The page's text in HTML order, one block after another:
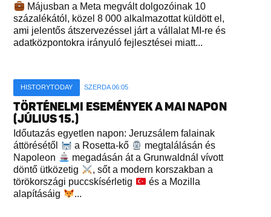
Májusban a Meta megvált dolgozóinak 10
százalékától, közel 8 000 alkalmazottat küldött el,
ami jelentős átszervezéssel járt a vállalat MI-re és
adatközpontokra irányuló fejlesztései miatt...
HISTORYTODAY SZERDA 06:05
TÖRTÉNELMI ESEMÉNYEK A MAI NAPON
(JÚLIUS 15.)
Időutazás egyetlen napon: Jeruzsálem falainak
áttörésétől
a Rosetta-kő
megtalálásán és
Napoleon
megadásán át a Grunwaldnál vívott
döntő ütközetig
, sőt a modern korszakban a
törökországi puccskísérletig
és a Mozilla
alapításáig
...